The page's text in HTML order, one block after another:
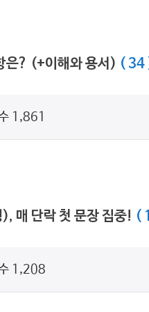
은? (+이해와 용서) ( 34
1,861
매 단락 첫 문장 집중! (
1,208